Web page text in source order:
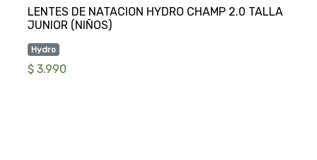
LENTES DE NATACION HYDRO CHAMP 2.0 TALLA
Hydro
$ 3.990